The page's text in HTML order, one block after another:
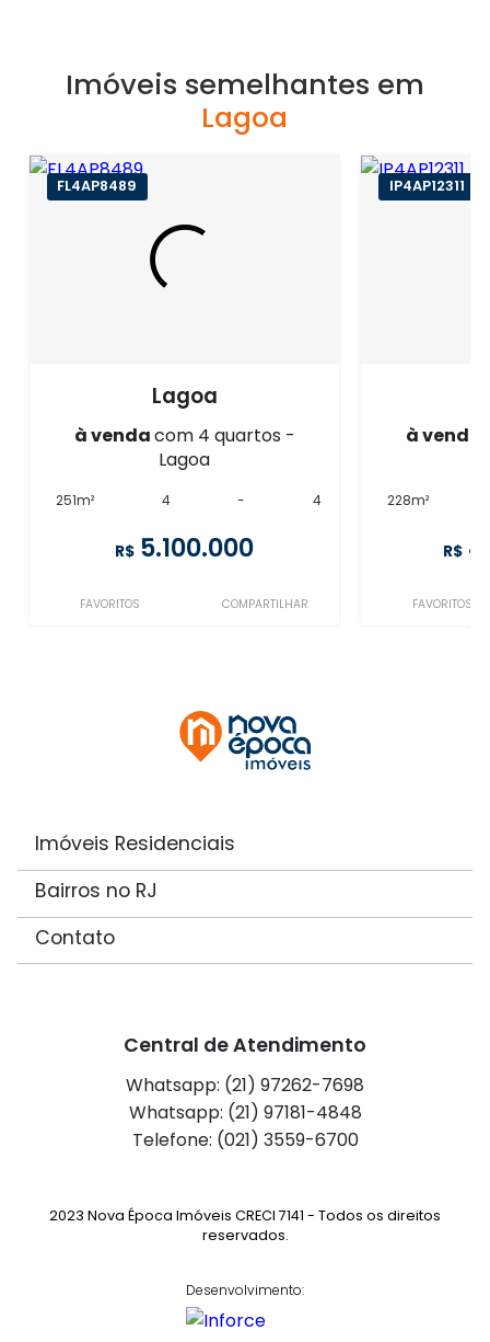
Imóveis semelhantes em
Lagoa
FL4AP8489
Lagoa
à vendacom 4 quartos -
Lagoa
251m² 4 - 4
R$ 5.100.000
FAVORITOS COMPARTILHAR
IP4AP12311
à venda
228m²
R$
FAVORITOS
Imóveis Residenciais
Bairros no RJ
Contato
Central de Atendimento
Whatsapp: (21) 97262-7698
Whatsapp: (21) 97181-4848
Telefone: (021) 3559-6700
2023 Nova Época Imóveis CRECI 7141 - Todos os direitos
reservados.
Desenvolvimento: